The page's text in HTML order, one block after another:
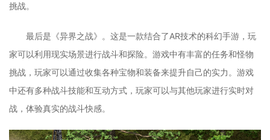
挑战。
最后是《异界之战》。这是一款结合了AR技术的科幻手游，玩
家可以利用现实场景进行战斗和探险。游戏中有丰富的任务和怪物
挑战，玩家可以通过收集各种宝物和装备来提升自己的实力。游戏
中还有多种战斗技能和互动方式，玩家可以与其他玩家进行实时对
战，体验真实的战斗快感。